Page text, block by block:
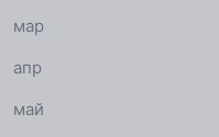
мар
апр
май